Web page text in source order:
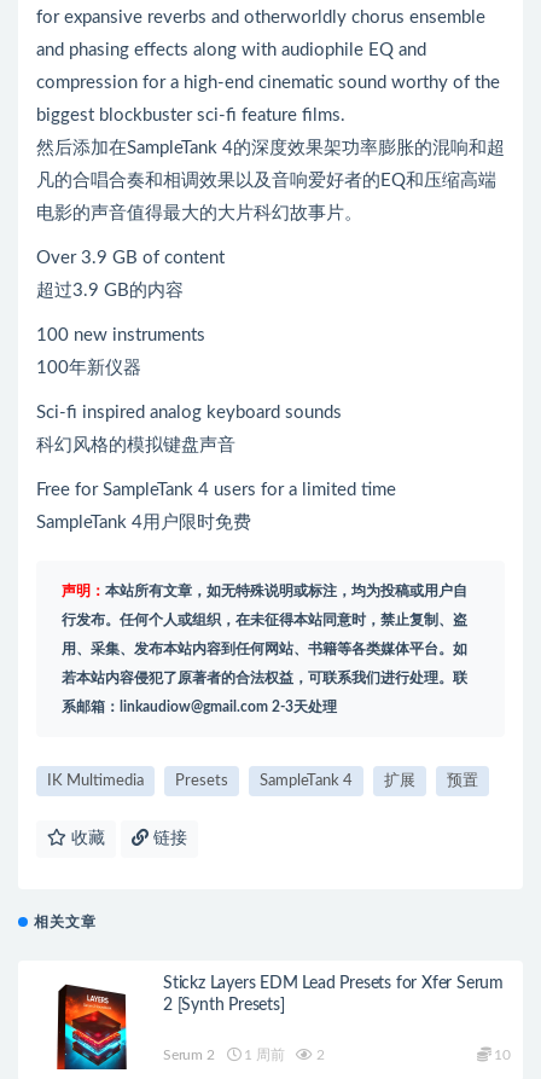
for expansive reverbs and otherworldly chorus ensemble
and phasing effects along with audiophile EQ and
compression for a high-end cinematic sound worthy of the
biggest blockbuster sci-fi feature films.
然后添加在SampleTank 4的深度效果架功率膨胀的混响和超
凡的合唱合奏和相调效果以及音响爱好者的EQ和压缩高端
电影的声音值得最大的大片科幻故事片。
Over 3.9 GB of content
超过3.9 GB的内容
100 new instruments
100年新仪器
Sci-fi inspired analog keyboard sounds
科幻风格的模拟键盘声音
Free for SampleTank 4 users for a limited time
SampleTank 4用户限时免费
声明： 本站所有文章，如无特殊说明或标注，均为投稿或用户自
行发布。任何个人或组织，在未征得本站同意时，禁止复制、盗
用、采集、发布本站内容到任何网站、书籍等各类媒体平台。如
若本站内容侵犯了原著者的合法权益，可联系我们进行处理。联
系邮箱： linkaudiow@gmail.com 2-3天处理
IK Multimedia Presets SampleTank 4 扩展 预置
收藏 链接
相关文章
Stickz Layers EDM Lead Presets for Xfer Serum
2 [Synth Presets]
Serum 2 1 周前 2 10